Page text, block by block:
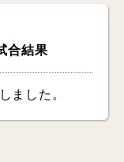
合結果
ました。